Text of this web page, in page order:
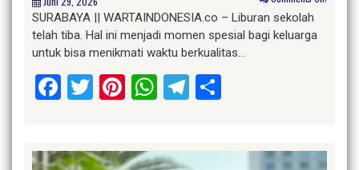
SURABAYA || WARTAINDONESIA.co – Liburan sekolah
telah tiba. Hal ini menjadi momen spesial bagi keluarga
untuk bisa menikmati waktu berkualitas…
Facebook
Twitter
Pinterest
WhatsApp
Telegram